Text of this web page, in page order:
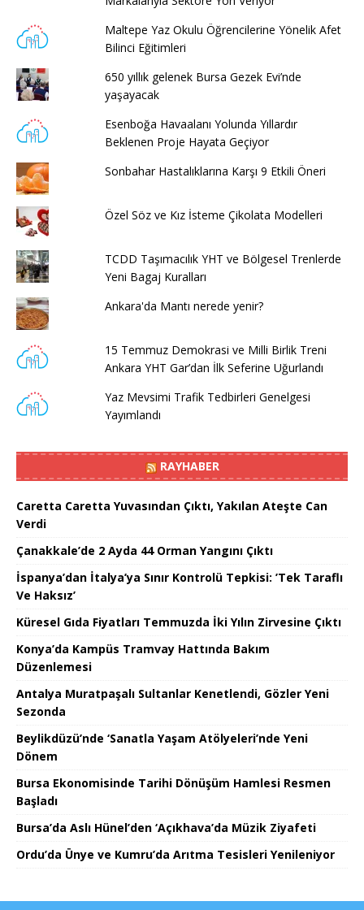
Maltepe Yaz Okulu Öğrencilerine Yönelik Afet
Bilinci Eğitimleri
650 yıllık gelenek Bursa Gezek Evi’nde
yaşayacak
Esenboğa Havaalanı Yolunda Yıllardır
Beklenen Proje Hayata Geçiyor
Sonbahar Hastalıklarına Karşı 9 Etkili Öneri
Özel Söz ve Kız İsteme Çikolata Modelleri
TCDD Taşımacılık YHT ve Bölgesel Trenlerde
Yeni Bagaj Kuralları
Ankara'da Mantı nerede yenir?
15 Temmuz Demokrasi ve Milli Birlik Treni
Ankara YHT Gar’dan İlk Seferine Uğurlandı
Yaz Mevsimi Trafik Tedbirleri Genelgesi
Yayımlandı
RAYHABER
Caretta Caretta Yuvasından Çıktı, Yakılan Ateşte Can
Verdi
Çanakkale’de 2 Ayda 44 Orman Yangını Çıktı
İspanya’dan İtalya’ya Sınır Kontrolü Tepkisi: ’Tek Taraflı
Ve Haksız’
Küresel Gıda Fiyatları Temmuzda İki Yılın Zirvesine Çıktı
Konya’da Kampüs Tramvay Hattında Bakım
Düzenlemesi
Antalya Muratpaşalı Sultanlar Kenetlendi, Gözler Yeni
Sezonda
Beylikdüzü’nde ‘Sanatla Yaşam Atölyeleri’nde Yeni
Dönem
Bursa Ekonomisinde Tarihi Dönüşüm Hamlesi Resmen
Başladı
Bursa’da Aslı Hünel’den ‘Açıkhava’da Müzik Ziyafeti
Ordu’da Ünye ve Kumru’da Arıtma Tesisleri Yenileniyor